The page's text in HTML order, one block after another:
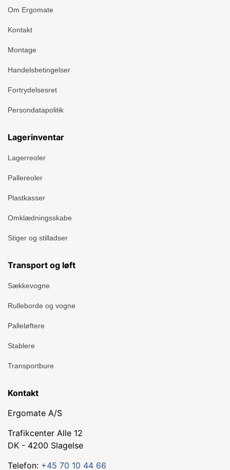
Om Ergomate
Kontakt
Montage
Handelsbetingelser
Fortrydelsesret
Persondatapolitik
Lagerinventar
Lagerreoler
Pallereoler
Plastkasser
Omklædningsskabe
Stiger og stilladser
Transport og løft
Sækkevogne
Rulleborde og vogne
Palleløftere
Stablere
Transportbure
Kontakt
Ergomate A/S
Trafikcenter Alle 12
DK - 4200 Slagelse
Telefon: +45 70 10 44 66